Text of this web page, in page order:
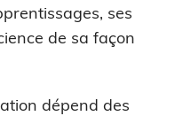
ses
de sa façon
dépend des